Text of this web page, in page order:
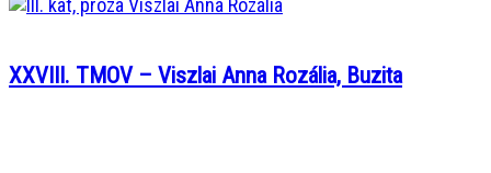
XXVIII. TMOV – Viszlai Anna Rozália, Buzita